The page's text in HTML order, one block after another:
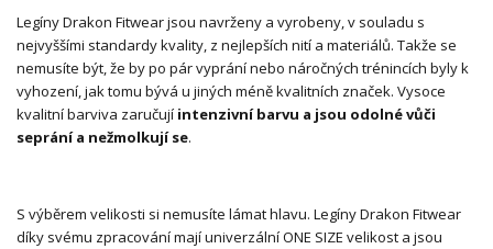
Legíny Drakon Fitwear jsou navrženy a vyrobeny, v souladu s
nejvyššími standardy kvality, z nejlepších nití a materiálů. Takže se
nemusíte být, že by po pár vyprání nebo náročných trénincích byly k
vyhození, jak tomu bývá u jiných méně kvalitních značek. Vysoce
kvalitní barviva zaručují intenzivní barvu a jsou odolné vůči
seprání a nežmolkují se.
S výběrem velikosti si nemusíte lámat hlavu. Legíny Drakon Fitwear
díky svému zpracování mají univerzální ONE SIZE velikost a jsou